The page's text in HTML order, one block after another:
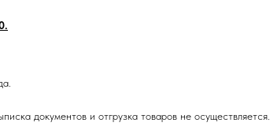
документов и отгрузка товаров не осуществляется.